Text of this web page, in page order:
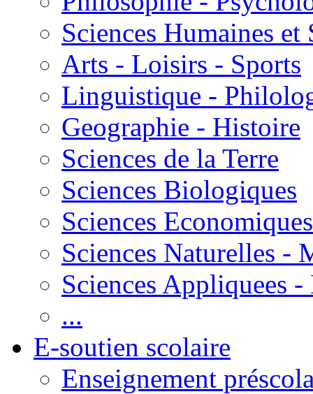
Sciences Humaines et
Arts - Loisirs - Sports
Linguistique -
Geographie - Histoire
Sciences de la Terre
Sciences Biologiques
Sciences Economiques
Sciences Naturelles -
Sciences Appliquees
...
E-soutien scolaire